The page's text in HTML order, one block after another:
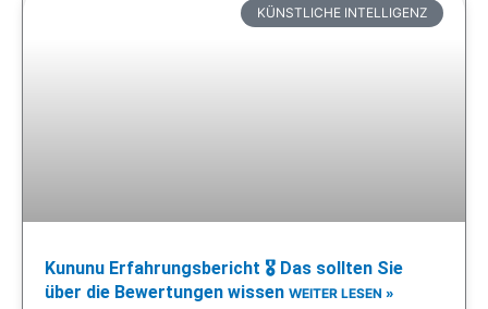
KÜNSTLICHE INTELLIGENZ
Kununu Erfahrungsbericht 🎖️ Das sollten Sie
über die Bewertungen wissen WEITER LESEN »